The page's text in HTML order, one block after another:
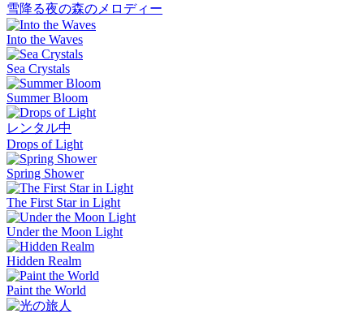
雪降る夜の森のメロディー
Into the Waves
Sea Crystals
Summer Bloom
レンタル中
Drops of Light
Spring Shower
The First Star in Light
Under the Moon Light
Hidden Realm
Paint the World